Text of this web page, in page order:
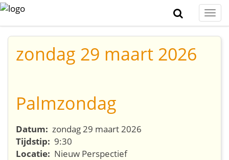
zondag 29 maart 2026
Palmzondag
Datum: zondag 29 maart 2026
Tijdstip: 9:30
Locatie: Nieuw Perspectief